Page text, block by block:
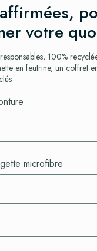
votre
100%
en feutrine, un coffret
microfibre